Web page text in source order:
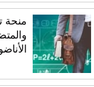
منحة